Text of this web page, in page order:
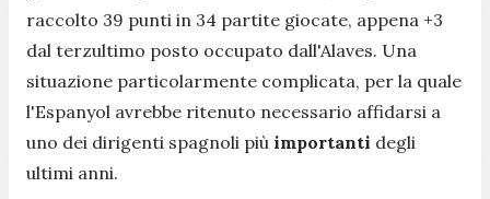
raccolto 39 punti in 34 partite giocate, appena +3
dal terzultimo posto occupato dall'Alaves. Una
situazione particolarmente complicata, per la quale
l'Espanyol avrebbe ritenuto necessario affidarsi a
uno dei dirigenti spagnoli più importanti degli
ultimi anni.